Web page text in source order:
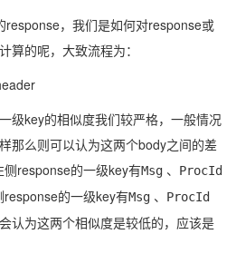
response，我们是如何对response或
算的呢，大致流程为：
级key的相似度我们较严格，一般情况
那么则可以认为这两个body之间的差
response的一级key有Msg 、 ProcId
response的一级key有Msg 、 ProcId
认为这两个相似度是较低的，应该是